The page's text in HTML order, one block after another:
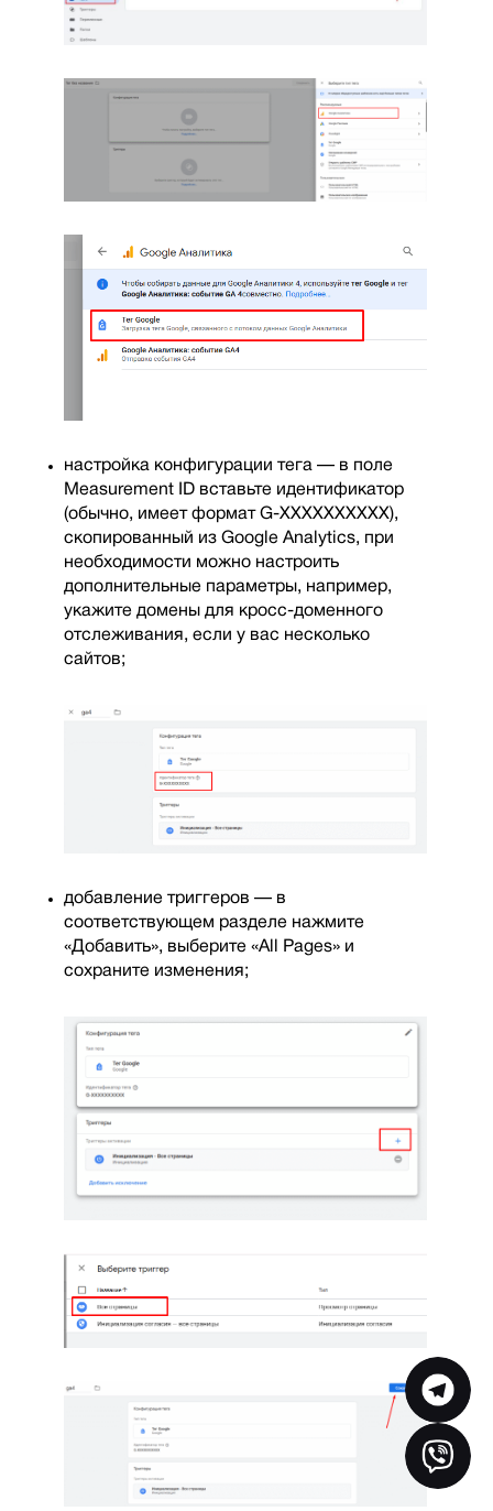
настройка конфигурации тега — в поле
Measurement ID вставьте идентификатор
(обычно, имеет формат G-XXXXXXXXXX),
скопированный из Google Analytics, при
необходимости можно настроить
дополнительные параметры, например,
укажите домены для кросс-доменного
отслеживания, если у вас несколько
сайтов;
добавление триггеров — в
соответствующем разделе нажмите
«Добавить», выберите «All Pages» и
сохраните изменения;